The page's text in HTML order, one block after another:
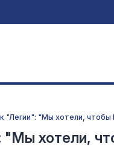
"Легии": "Мы хотели,
"Мы хотели,